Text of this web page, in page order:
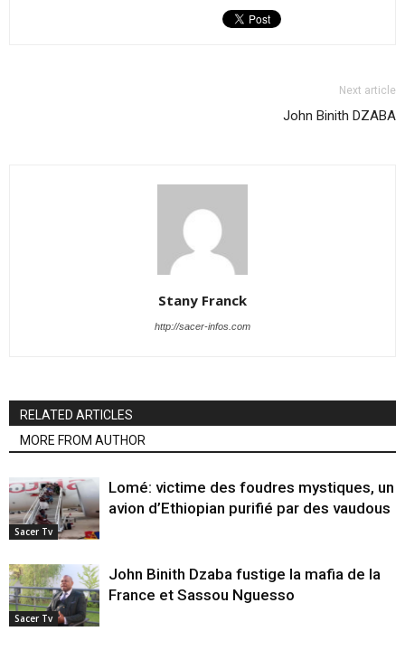
Next article
John Binith DZABA
Stany Franck
http://sacer-infos.com
RELATED ARTICLES
MORE FROM AUTHOR
Sacer Tv
Lomé: victime des foudres mystiques, un
avion d’Ethiopian purifié par des vaudous
Sacer Tv
John Binith Dzaba fustige la mafia de la
France et Sassou Nguesso